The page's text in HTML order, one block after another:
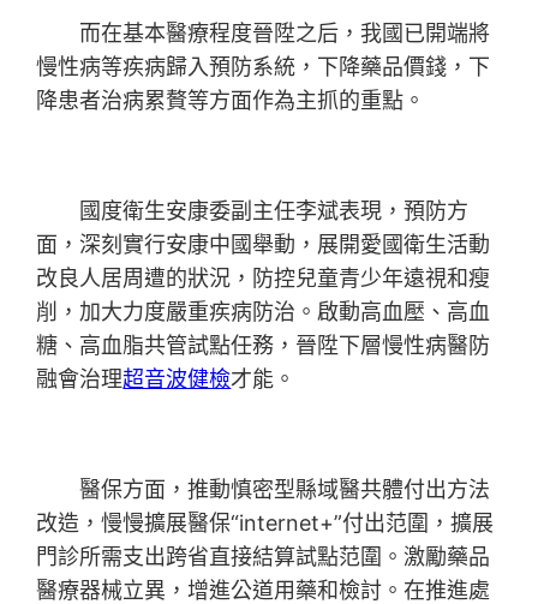
而在基本醫療程度晉陞之后，我國已開端將
慢性病等疾病歸入預防系統，下降藥品價錢，下
降患者治病累贅等方面作為主抓的重點。
國度衛生安康委副主任李斌表現，預防方
面，深刻實行安康中國舉動，展開愛國衛生活動
改良人居周遭的狀況，防控兒童青少年遠視和瘦
削，加大力度嚴重疾病防治。啟動高血壓、高血
糖、高血脂共管試點任務，晉陞下層慢性病醫防
融會治理超音波健檢才能。
醫保方面，推動慎密型縣域醫共體付出方法
改造，慢慢擴展醫保“internet+”付出范圍，擴展
門診所需支出跨省直接結算試點范圍。激勵藥品
醫療器械立異，增進公道用藥和檢討。在推進處